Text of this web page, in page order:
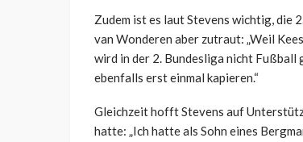
Zudem ist es laut Stevens wichtig, die
van Wonderen aber zutraut: „Weil
wird in der 2. Bundesliga nicht
ebenfalls erst einmal kapieren.“
Gleichzeit hofft Stevens auf
hatte: „Ich hatte als Sohn eines